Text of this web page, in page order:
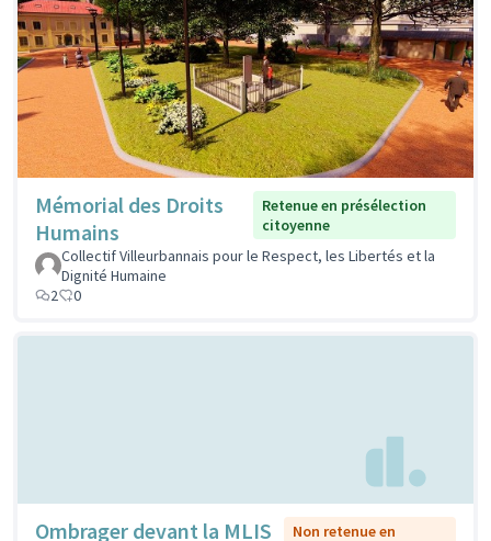
Mémorial des Droits
Humains
Retenue en présélection
citoyenne
Collectif Villeurbannais pour le Respect, les Libertés et la
Dignité Humaine
2
0
Ombrager devant la MLIS
Non retenue en